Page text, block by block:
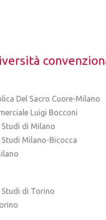
Del Sacro Cuore-Milano
Luigi Bocconi
Studi di Milano
Milano-Bicocca
Studi di Torino